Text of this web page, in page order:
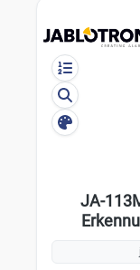
Stromzufuhr
Stromverbrauch
Stromverbrauch
Kabellänge vom
110 x 44 x 26
EN 50131-3
allgemeine
°C bis +40 °C
JA-